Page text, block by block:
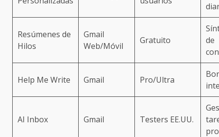
Resúmenes de
Hilos
Gmail
Web/Móvil
Gratuito
de
Help Me Write Gmail Pro/Ultra
AI Inbox Gmail Testers EE.UU.